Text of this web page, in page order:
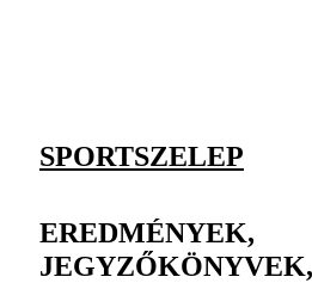
SPORTSZELEP
EREDMÉNYEK,